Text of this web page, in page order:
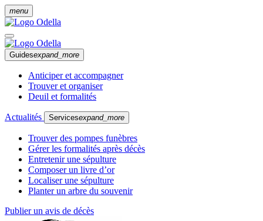
menu
Guidesexpand_more
Anticiper et accompagner
Trouver et organiser
Deuil et formalités
Actualités Servicesexpand_more
Trouver des pompes funèbres
Gérer les formalités après décès
Entretenir une sépulture
Composer un livre d’or
Localiser une sépulture
Planter un arbre du souvenir
Publier un avis de décès